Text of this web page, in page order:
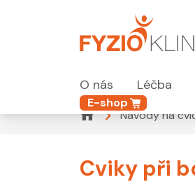
O nás Léčba
E-shop
Návody na
Cviky při